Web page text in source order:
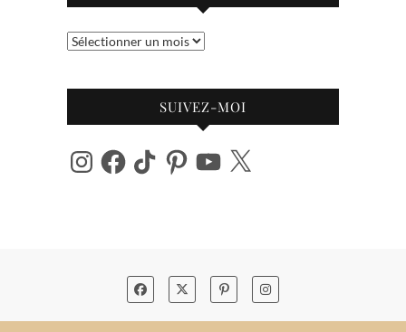
Archives
SUIVEZ-MOI
InstagramFacebook
TikTok PinterestYouTube
X